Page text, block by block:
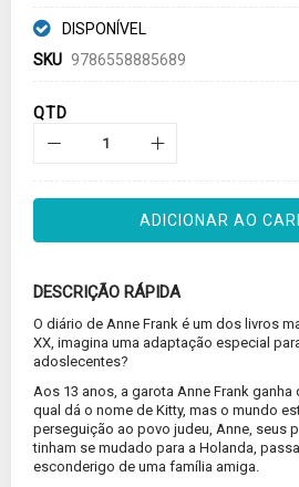
DISPONÍVEL
SKU 9786558885689
QTD
ADICIONAR AO
DESCRIÇÃO RÁPIDA
O diário de Anne Frank é um dos livros
XX, imagina uma adaptação especial
adoslecentes?
Aos 13 anos, a garota Anne Frank ganha
qual dá o nome de Kitty, mas o mundo
perseguição ao povo judeu, Anne, seus
tinham se mudado para a Holanda,
esconderigo de uma família amiga.